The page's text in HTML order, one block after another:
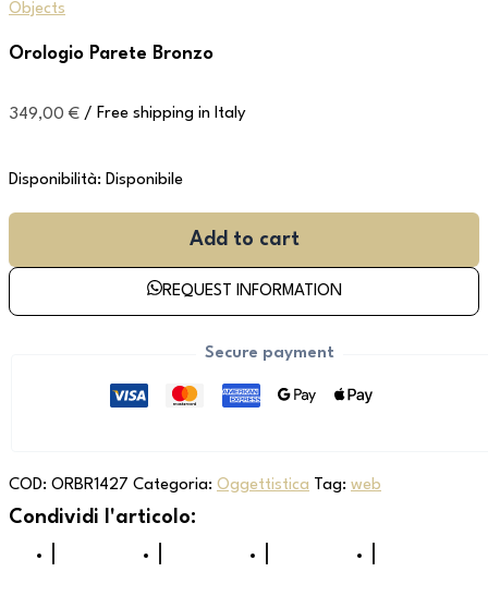
Objects
Orologio Parete Bronzo
349,00 € / Free shipping in Italy
Disponibilità: Disponibile
Add to cart
REQUEST INFORMATION
Secure payment
COD: ORBR1427 Categoria: Oggettistica Tag: web